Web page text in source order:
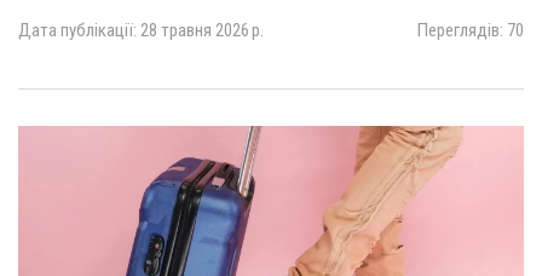
Дата публікації: 28 травня 2026 р. Переглядів: 70